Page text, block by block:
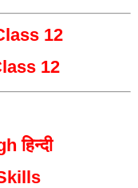
12
12
हिन्दी